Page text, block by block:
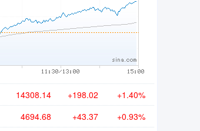
14308.14 +198.02 +1.40%
4694.68 +43.37 +0.93%